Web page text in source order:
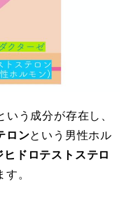
いう成分が存在し、
ロンという男性ホル
ヒドロテストステロ
。